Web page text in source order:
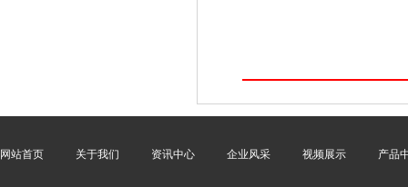
网站首页 关于我们 资讯中心 企业风采 视频展示 产品